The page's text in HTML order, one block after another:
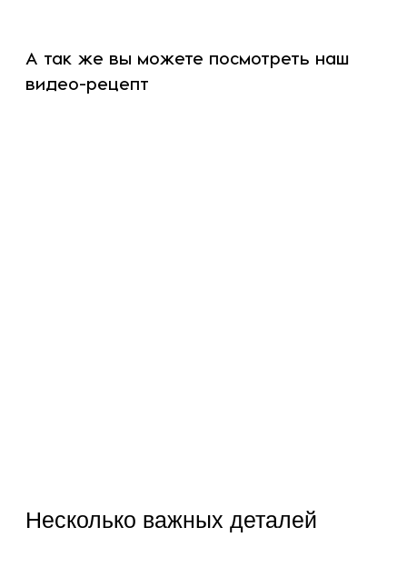
А так же вы можете посмотреть наш
видео-рецепт
Несколько важных деталей